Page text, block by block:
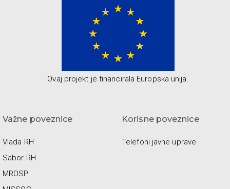
Ovaj projekt je financirala Europska unija.
Važne poveznice
Vlada RH
Sabor RH
MROSP
Korisne poveznice
Telefoni javne uprave